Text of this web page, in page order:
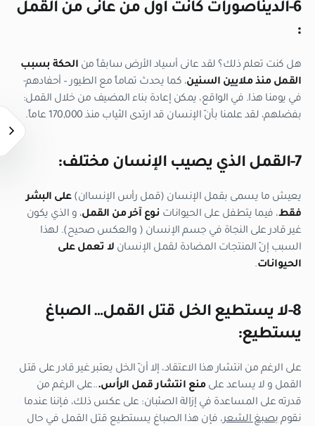
6-الديناصورات كانت أول من عانى من القمل
:
هل كنت تعلم ذلك؟ لقد عانى أسياد الأرض سابقاً من الحكة بسبب
القمل منذ ملايين السنين، كما يحدث تماماً مع الطيور – أحفادهم-
في يومنا هذا. في الواقع، يمكن إعادة بناء المضيف من خلال القمل:
بفضلهم، لقد علمنا بأنّ الإنسان قد ارتدى الثياب منذ 170,000 عاماً.
7-القمل الذي يصيب الإنسان مختلف:
يعيش ما يسمى بقمل الإنسان (قمل رأس الإنساان)على البشر
فقط، فيما يتطفل على الحيوانات نوع آخر من القمل، و الذي يكون
غير قادر على النجاة في جسم الإنسان ( والعكس صحيح). لهذا
السبب إنّ المنتجات المضادة لقمل الإنسان لا تعمل على
الحيوانات.
8-لا يستطيع الخل قتل القمل… الصباغ
يستطيع:
على الرغم من انتشار هذا الاعتقاد، إلا أنّ الخل يعتبر غير قادر على قتل
القمل و لا يساعد علىمنع انتشار قمل الرأس...على الرغم من
قدرته على المساعدة في إزالة الصئبان: على عكس ذلك، فإننا عندما
نقومبصبغ الشعر، فإن هذا الصباغ يسىتطيع قتل القمل في حال